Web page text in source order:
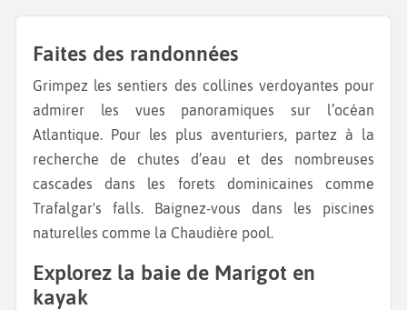
Faites des randonnées
Grimpez les sentiers des collines verdoyantes pour
admirer les vues panoramiques sur l’océan
Atlantique. Pour les plus aventuriers, partez à la
recherche de chutes d’eau et des nombreuses
cascades dans les forets dominicaines comme
Trafalgar's falls. Baignez-vous dans les piscines
naturelles comme la Chaudière pool.
Explorez la baie de Marigot en
kayak